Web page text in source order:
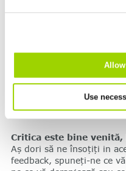
Use
digitale pentru a vă oferii
eficiente și soluții mai
În următoarele
diferite canale, cu noi
informații interesante și
Începutul este realizat de
actualizate cu privire la
drenaj și trafic rutier.
Critica este bine venită,
Aș dori să ne însoțiți in
feedback, spuneți-ne ce